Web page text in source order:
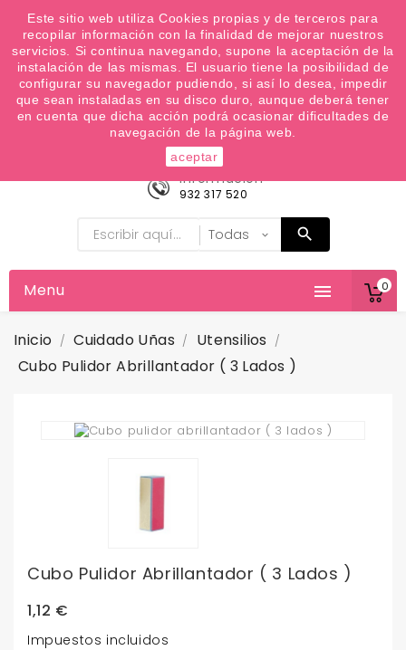
¿Quiere conocer las próximas ofertas del fin de
semana? Apúntate a nuestra Newsletter
Favoritos (0)

0
Información
932 317 520

Menu
Inicio Cuidado Uñas
Utensilios
Cubo Pulidor Abrillantador ( 3 Lados )
Cubo Pulidor Abrillantador ( 3 Lados )
1,12 €
Impuestos incluidos
Este sitio web utiliza Cookies propias y de terceros para
recopilar información con la finalidad de mejorar nuestros
servicios. Si continua navegando, supone la aceptación de la
instalación de las mismas. El usuario tiene la posibilidad de
configurar su navegador pudiendo, si así lo desea, impedir
que sean instaladas en su disco duro, aunque deberá tener
en cuenta que dicha acción podrá ocasionar dificultades de
navegación de la página web.
aceptar